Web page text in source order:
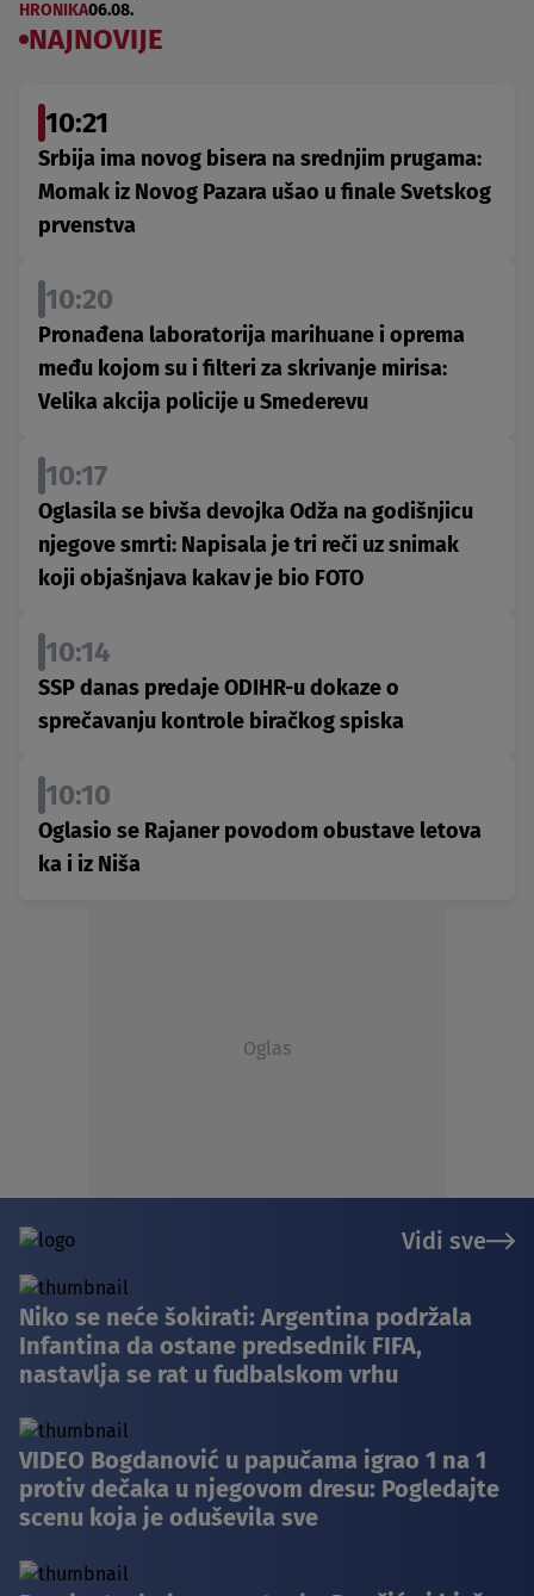
HRONIKA06.08.
NAJNOVIJE
10:21
Srbija ima novog bisera na srednjim prugama:
Momak iz Novog Pazara ušao u finale Svetskog
prvenstva
10:20
Pronađena laboratorija marihuane i oprema
među kojom su i filteri za skrivanje mirisa:
Velika akcija policije u Smederevu
10:17
Oglasila se bivša devojka Odža na godišnjicu
njegove smrti: Napisala je tri reči uz snimak
koji objašnjava kakav je bio FOTO
10:14
SSP danas predaje ODIHR-u dokaze o
sprečavanju kontrole biračkog spiska
10:10
Oglasio se Rajaner povodom obustave letova
ka i iz Niša
Oglas
Vidi sve
Niko se neće šokirati: Argentina podržala
Infantina da ostane predsednik FIFA,
nastavlja se rat u fudbalskom vrhu
VIDEO Bogdanović u papučama igrao 1 na 1
protiv dečaka u njegovom dresu: Pogledajte
scenu koja je oduševila sve